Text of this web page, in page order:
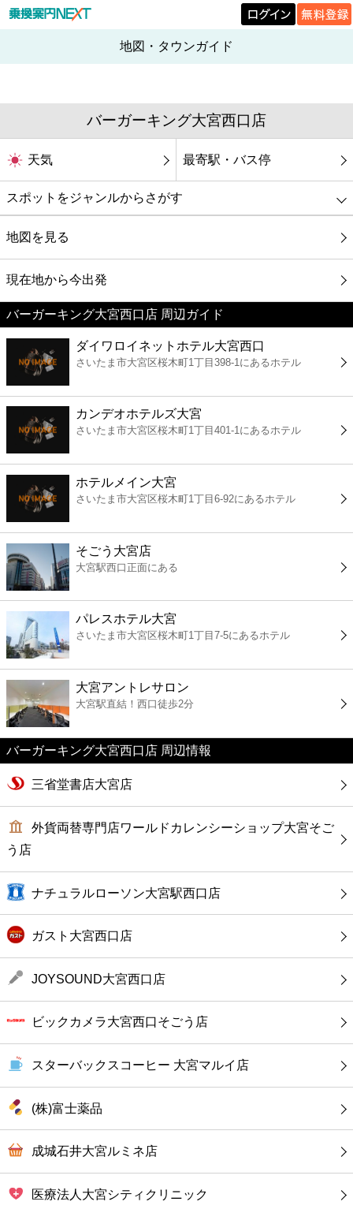
地図・タウンガイド
バーガーキング大宮西口店
天気 最寄駅・バス停
スポットをジャンルからさがす
グルメ
映画
美容
コンビニ
薬局
スーパー
エンタメ
レジャー
書店
ファミレス
ファーストフード
カフェ
ショッピング
病院
ホテル
地図を見る
現在地から今出発
バーガーキング大宮西口店 周辺ガイド
ダイワロイネットホテル大宮西口
さいたま市大宮区桜木町1丁目398-1にあるホテル
カンデオホテルズ大宮
さいたま市大宮区桜木町1丁目401-1にあるホテル
ホテルメイン大宮
さいたま市大宮区桜木町1丁目6-92にあるホテル
そごう大宮店
大宮駅西口正面にある
パレスホテル大宮
さいたま市大宮区桜木町1丁目7-5にあるホテル
大宮アントレサロン
大宮駅直結！西口徒歩2分
バーガーキング大宮西口店 周辺情報
三省堂書店大宮店
外貨両替専門店ワールドカレンシーショップ大宮そご
う店
ナチュラルローソン大宮駅西口店
ガスト大宮西口店
JOYSOUND大宮西口店
ビックカメラ大宮西口そごう店
スターバックスコーヒー 大宮マルイ店
(株)富士薬品
成城石井大宮ルミネ店
医療法人大宮シティクリニック